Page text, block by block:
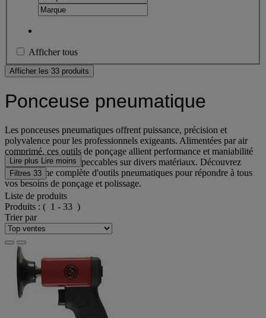
Afficher tous
Afficher les 33 produits
Ponceuse pneumatique
Les ponceuses pneumatiques offrent puissance, précision et
polyvalence pour les professionnels exigeants. Alimentées par air
comprimé, ces outils de ponçage allient performance et maniabilité
pour des finitions impeccables sur divers matériaux. Découvrez
notre gamme complète d'outils pneumatiques pour répondre à tous
vos besoins de ponçage et polissage.
Lire plus Lire moins
Filtres 33
Liste de produits
Produits : ( 1 - 33 )
Trier par